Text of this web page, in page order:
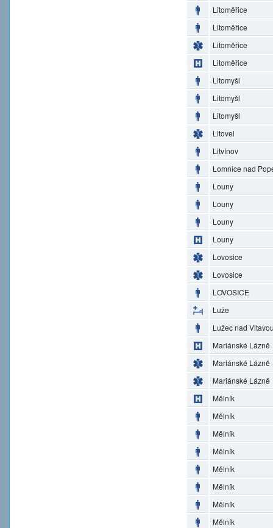
Litoměřice
Litoměřice
Litoměřice
Litoměřice
Litomyšl
Litomyšl
Litomyšl
Litovel
Litvínov
Lomnice nad
Louny
Louny
Louny
Louny
Lovosice
Lovosice
LOVOSICE
Luže
Lužec nad
Mariánské Lázně
Mariánské Lázně
Mariánské Lázně
Mělník
Mělník
Mělník
Mělník
Mělník
Mělník
Mělník
Mělník